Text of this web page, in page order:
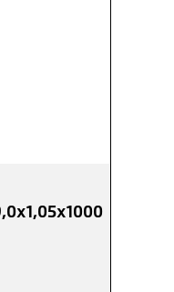
von 5 von 5